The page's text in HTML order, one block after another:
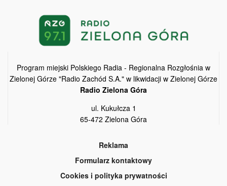
Program miejski Polskiego Radia - Regionalna Rozgłośnia w
Zielonej Górze "Radio Zachód S.A." w likwidacji w Zielonej Górze
Radio Zielona Góra
ul. Kukułcza 1
65-472 Zielona Góra
Reklama
Formularz kontaktowy
Cookies i polityka prywatności